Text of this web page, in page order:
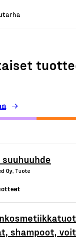
Oy, Tuote
shampoot,